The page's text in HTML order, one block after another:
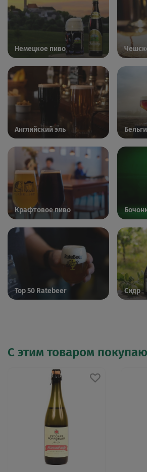
Немецкое пиво
Английский эль
Крафтовое пиво
Top 50 Ratebeer Сидр
С этим товаром